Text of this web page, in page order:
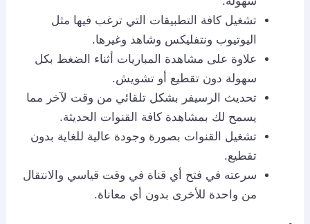
تشغيل كافة التطبيقات التي ترغب فيها مثل
اليوتيوب ونتفليكس وشاهد وغيرها.
علاوة على مشاهدة المباريات أثناء الضغط بكل
سهولة دون تقطيع أو تشويش.
تحديث الرسيفر بشكل تلقائي من وقت لآخر مما
يسمح لك بمشاهدة كافة القنوات الحديثة.
تشغيل القنوات بصورة وجودة عالية للغاية بدون
تقطيع.
سرعته في فتح أي قناة في وقت قياسي والانتقال
من واحدة للأخرى بدون أي معاناة.